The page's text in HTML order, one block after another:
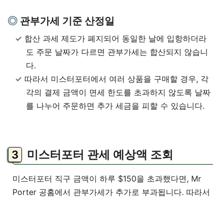
관부가세 기준 산정일
합산 과세 제도가 폐지되어 동일한 날에 입항하더라
도 주문 날짜가 다르면 관부가세는 합산되지 않습니
다.
따라서 미스터포터에서 여러 상품을 구매할 경우, 각
각의 결제 금액이 면세 한도를 초과하지 않도록 날짜
를 나누어 주문하면 추가 세금을 피할 수 있습니다.
미스터포터 관세 예상액 조회
미스터포터 직구 금액이 하루 $150을 초과했다면, Mr
Porter 공홈에서 관부가세가 추가로 부과됩니다. 따라서